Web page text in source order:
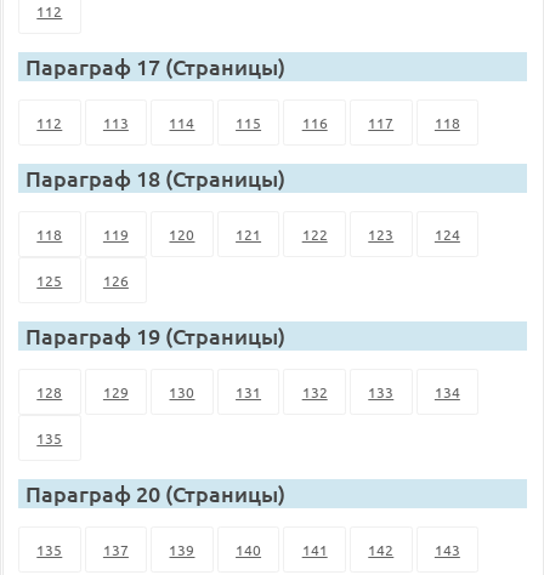
112
Параграф 17 (Страницы)
112 113 114 115 116 117 118
Параграф 18 (Страницы)
118 119 120 121 122 123 124
125 126
Параграф 19 (Страницы)
128 129 130 131 132 133 134
135
Параграф 20 (Страницы)
135 137 139 140 141 142 143